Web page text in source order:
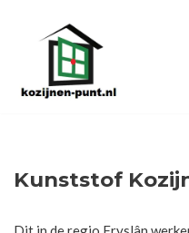
de
Kunststof